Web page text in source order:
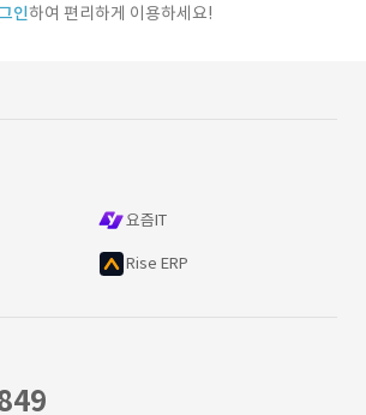
인하여 편리하게 이용하세요!
요즘IT
Rise ERP